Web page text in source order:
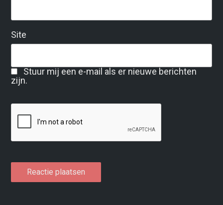
Site
Stuur mij een e-mail als er nieuwe berichten
zijn.